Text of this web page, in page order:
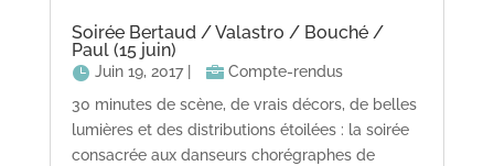
Soirée Bertaud / Valastro / Bouché /
Paul (15 juin)
Juin 19, 2017|
Compte-rendus
30 minutes de scène, de vrais décors, de belles
lumières et des distributions étoilées : la soirée
consacrée aux danseurs chorégraphes de